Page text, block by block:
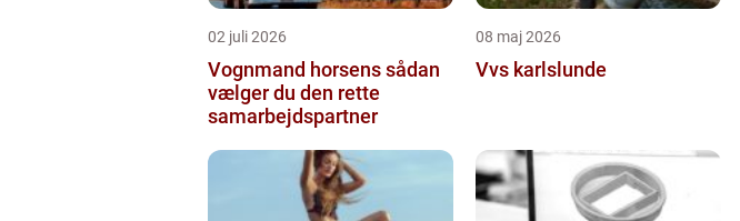
02 juli 2026
Vognmand horsens sådan
vælger du den rette
samarbejdspartner
08 maj 2026
Vvs karlslunde